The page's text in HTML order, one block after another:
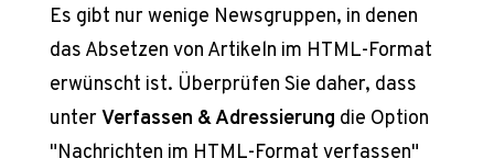
Es gibt nur wenige Newsgruppen, in denen
das Absetzen von Artikeln im HTML-Format
erwünscht ist. Überprüfen Sie daher, dass
unter Verfassen & Adressierung die Option
"Nachrichten im HTML-Format verfassen"